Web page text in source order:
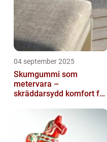
04 september 2025
Skumgummi som
metervara –
skräddarsydd komfort för